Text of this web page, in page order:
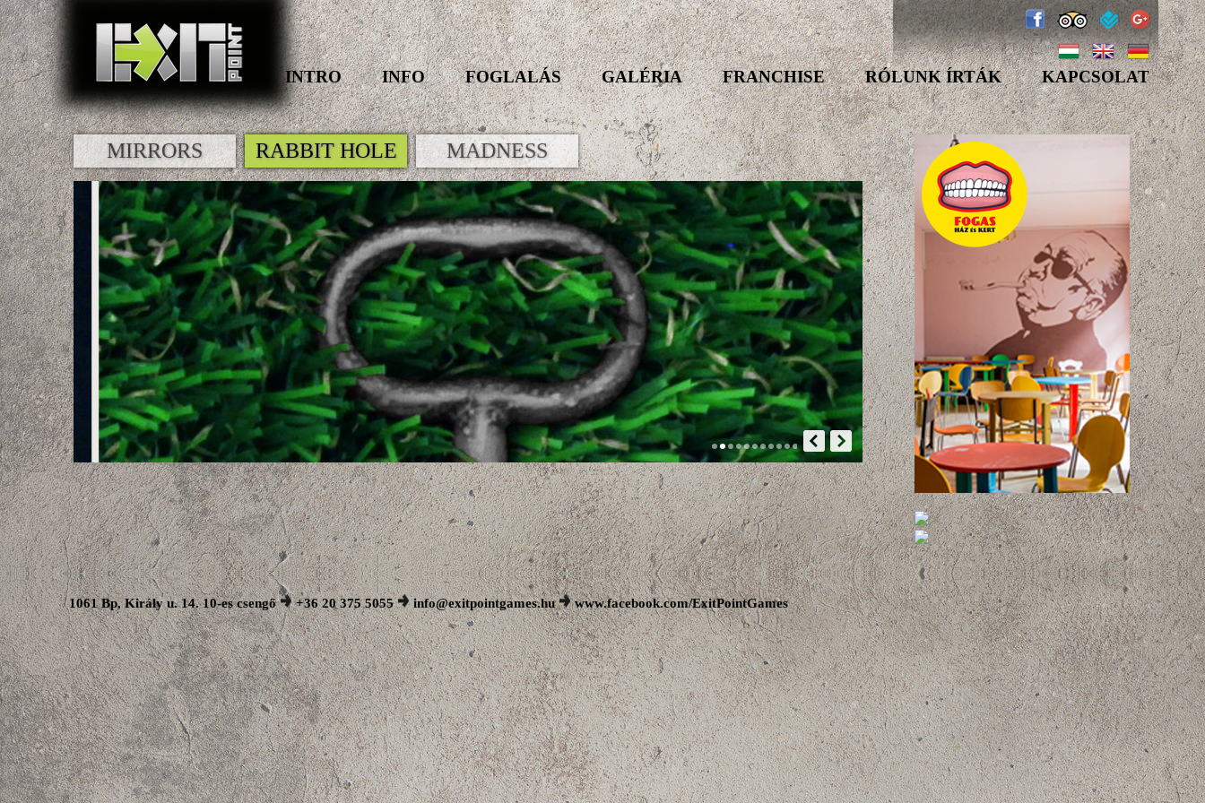
INTRO INFO FOGLALÁS GALÉRIA FRANCHISE RÓLUNK ÍRTÁK KAPCSOLAT
MIRRORS RABBIT HOLE MADNESS
1061 Bp, Király u. 14. 10-es csengő +36 20 375 5055 info@exitpointgames.hu www.facebook.com/ExitPointGames